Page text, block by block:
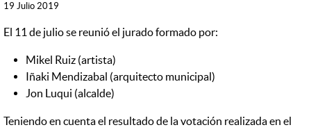
19 Julio 2019
El 11 de julio se reunió el jurado formado por:
Mikel Ruiz (artista)
Iñaki Mendizabal (arquitecto municipal)
Jon Luqui (alcalde)
Teniendo en cuenta el resultado de la votación realizada en el